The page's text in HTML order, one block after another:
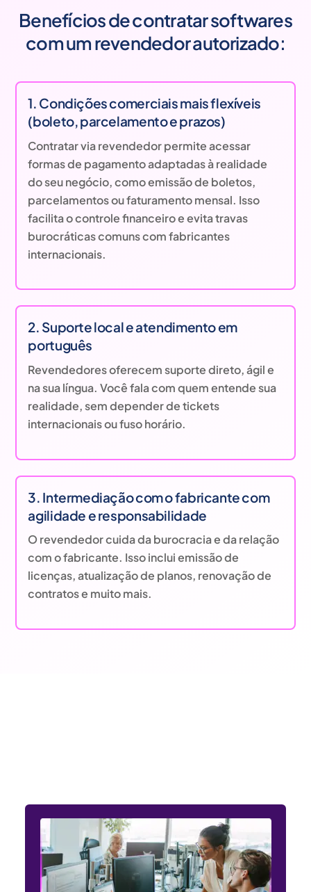
Benefícios de contratar softwares
com um revendedor autorizado:
1. Condições comerciais mais flexíveis
(boleto, parcelamento e prazos)
Contratar via revendedor permite acessar
formas de pagamento adaptadas à realidade
do seu negócio, como emissão de boletos,
parcelamentos ou faturamento mensal. Isso
facilita o controle financeiro e evita travas
burocráticas comuns com fabricantes
internacionais.
2. Suporte local e atendimento em
português
Revendedores oferecem suporte direto, ágil e
na sua língua. Você fala com quem entende sua
realidade, sem depender de tickets
internacionais ou fuso horário.
3. Intermediação com o fabricante com
agilidade e responsabilidade
O revendedor cuida da burocracia e da relação
com o fabricante. Isso inclui emissão de
licenças, atualização de planos, renovação de
contratos e muito mais.